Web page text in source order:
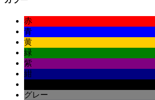
赤
青
黄
緑
紫
紺
グレー